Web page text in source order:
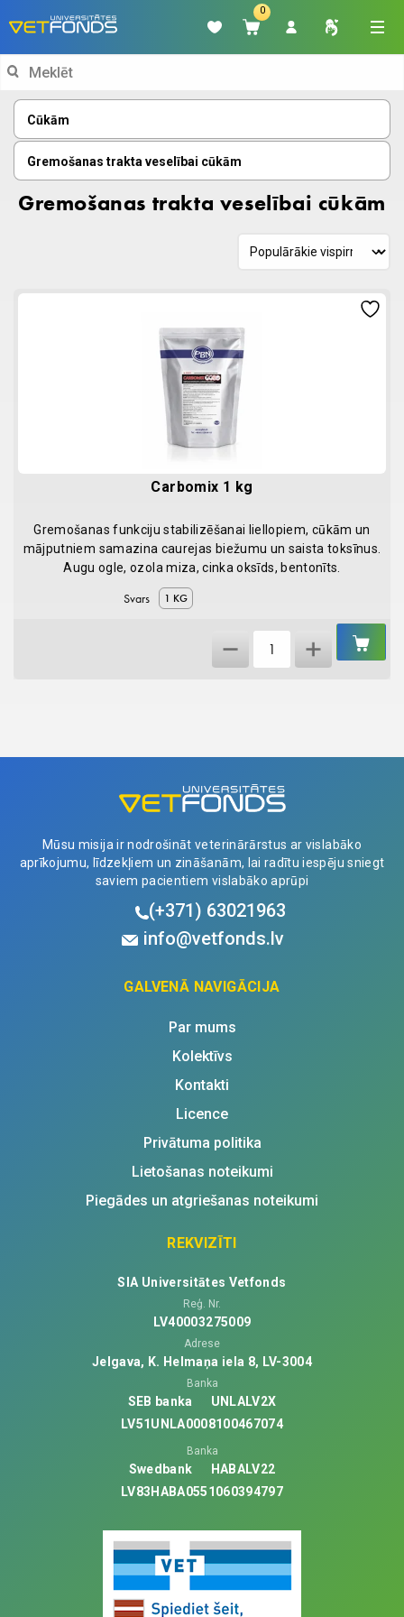
0
Search
Cūkām
Gremošanas trakta veselībai cūkām
Gremošanas trakta veselībai cūkām
Carbomix 1 kg
Gremošanas funkciju stabilizēšanai liellopiem, cūkām un
mājputniem samazina caurejas biežumu un saista toksīnus.
Augu ogle, ozola miza, cinka oksīds, bentonīts.
Svars 1 KG
Mūsu misija ir nodrošināt veterinārārstus ar vislabāko
aprīkojumu, līdzekļiem un zināšanām, lai radītu iespēju sniegt
saviem pacientiem vislabāko aprūpi
(+371) 63021963
info@vetfonds.lv
GALVENĀ NAVIGĀCIJA
Par mums
Kolektīvs
Kontakti
Licence
Privātuma politika
Lietošanas noteikumi
Piegādes un atgriešanas noteikumi
REKVIZĪTI
SIA Universitātes Vetfonds
Reģ. Nr.
LV40003275009
Adrese
Jelgava, K. Helmaņa iela 8, LV-3004
Banka
SEB banka
UNLALV2X
LV51UNLA0008100467074
Banka
Swedbank
HABALV22
LV83HABA0551060394797